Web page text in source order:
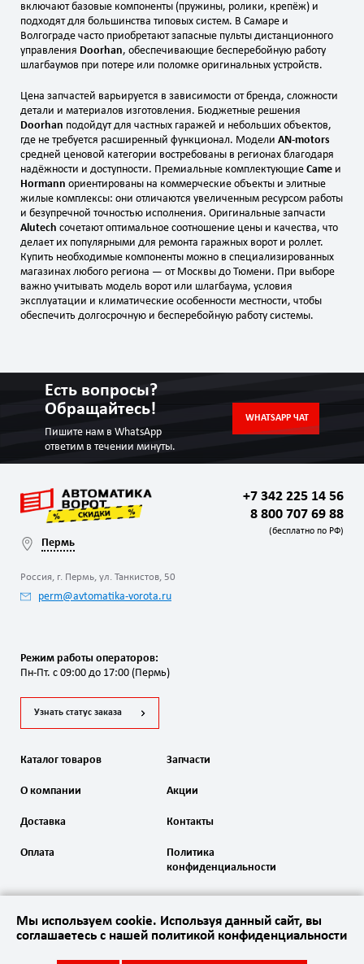
включают базовые компоненты (пружины, ролики, крепёж) и
подходят для большинства типовых систем. В Самаре и
Волгограде часто приобретают запасные пульты дистанционного
управления Doorhan, обеспечивающие бесперебойную работу
шлагбаумов при потере или поломке оригинальных устройств.
Цена запчастей варьируется в зависимости от бренда, сложности
детали и материалов изготовления. Бюджетные решения
Doorhan подойдут для частных гаражей и небольших объектов,
где не требуется расширенный функционал. Модели AN‑motors
средней ценовой категории востребованы в регионах благодаря
надёжности и доступности. Премиальные комплектующие Came и
Hormann ориентированы на коммерческие объекты и элитные
жилые комплексы: они отличаются увеличенным ресурсом работы
и безупречной точностью исполнения. Оригинальные запчасти
Alutech сочетают оптимальное соотношение цены и качества, что
делает их популярными для ремонта гаражных ворот и роллет.
Купить необходимые компоненты можно в специализированных
магазинах любого региона — от Москвы до Тюмени. При выборе
важно учитывать модель ворот или шлагбаума, условия
эксплуатации и климатические особенности местности, чтобы
обеспечить долгосрочную и бесперебойную работу системы.
Есть вопросы?
Обращайтесь!
Пишите нам в WhatsApp
ответим в течении минуты.
WHATSAPP ЧАТ
Пермь
Россия, г. Пермь, ул. Танкистов, 50
perm@avtomatika-vorota.ru
+7 342 225 14 56
8 800 707 69 88
(бесплатно по РФ)
Режим работы операторов:
Пн-Пт. с 09:00 до 17:00 (Пермь)
Узнать статус заказа
Каталог товаров Запчасти
О компании
Доставка
Оплата
Акции
Контакты
Политика
конфиденциальности
Мы используем cookie. Используя данный сайт, вы
соглашаетесь с нашей политикой конфиденциальности